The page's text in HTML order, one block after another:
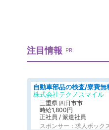
注目情報 PR
株式会社テクノスマイル
三重県 四日市市
時給1,800円
正社員 / 派遣社員
スポンサー：求人ボック